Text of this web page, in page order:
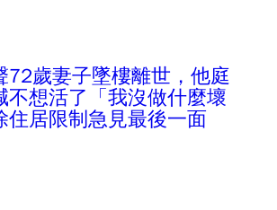
72歲妻子墜樓離世，他庭
不想活了「我沒做什麼壞
居限制急見最後一面